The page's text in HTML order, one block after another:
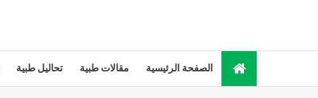
الصفحة الرئيسية مقالات طبية تحاليل طبية